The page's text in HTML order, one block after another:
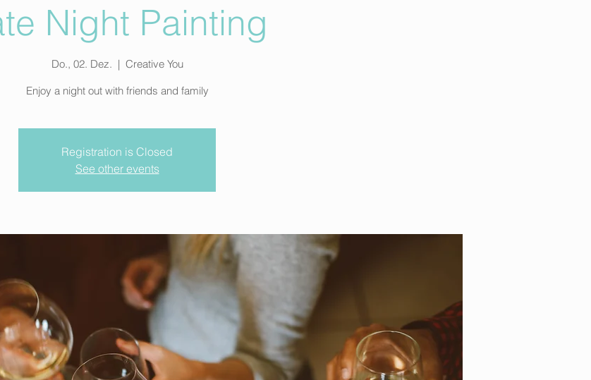
Night Painting
Do., 02. Dez.
  |
Creative You
Enjoy a night out with friends and family
Registration is Closed
See other events